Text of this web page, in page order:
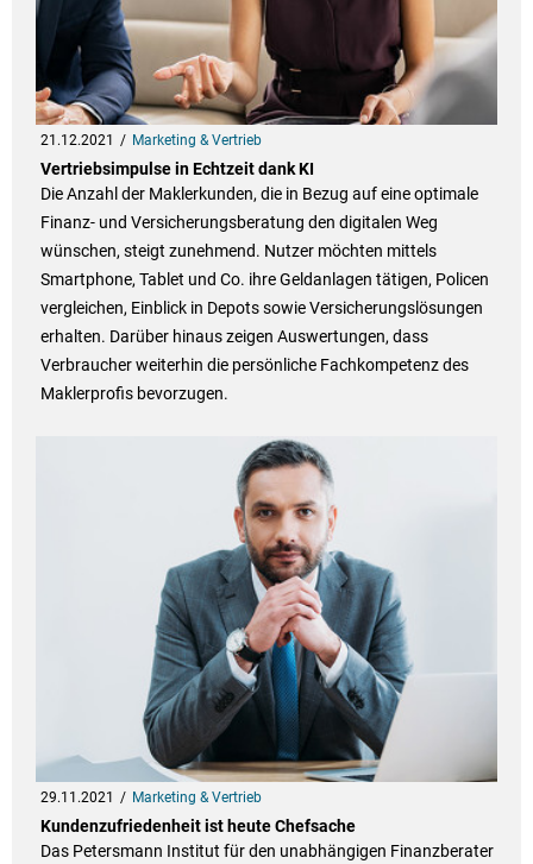
21.12.2021 Marketing & Vertrieb
Vertriebsimpulse in Echtzeit dank KI
Die Anzahl der Maklerkunden, die in Bezug auf eine optimale
Finanz- und Versicherungsberatung den digitalen Weg
wünschen, steigt zunehmend. Nutzer möchten mittels
Smartphone, Tablet und Co. ihre Geldanlagen tätigen, Policen
vergleichen, Einblick in Depots sowie Versicherungslösungen
erhalten. Darüber hinaus zeigen Auswertungen, dass
Verbraucher weiterhin die persönliche Fachkompetenz des
Maklerprofis bevorzugen.
29.11.2021 Marketing & Vertrieb
Kundenzufriedenheit ist heute Chefsache
Das Petersmann Institut für den unabhängigen Finanzberater